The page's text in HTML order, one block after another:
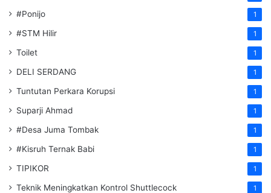
#Ponijo 1
#STM Hilir 1
Toilet 1
DELI SERDANG 1
Tuntutan Perkara Korupsi 1
Suparji Ahmad 1
#Desa Juma Tombak 1
#Kisruh Ternak Babi 1
TIPIKOR 1
Teknik Meningkatkan Kontrol Shuttlecock 1